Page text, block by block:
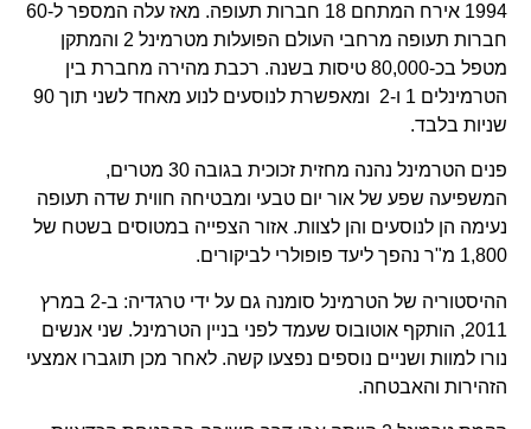
1994 אירח המתחם 18 חברות תעופה. מאז עלה המספר ל-60
חברות תעופה מרחבי העולם הפועלות מטרמינל 2 והמתקן
מטפל בכ-80,000 טיסות בשנה. רכבת מהירה מחברת בין
הטרמינלים 1 ו-2 ומאפשרת לנוסעים לנוע מאחד לשני תוך 90
שניות בלבד.
פנים הטרמינל נהנה מחזית זכוכית בגובה 30 מטרים,
המשפיעה שפע של אור יום טבעי ומבטיחה חווית שדה תעופה
נעימה הן לנוסעים והן לצוות. אזור הצפייה במטוסים בשטח של
1,800 מ"ר נהפך ליעד פופולרי לביקורים.
ההיסטוריה של הטרמינל סומנה גם על ידי טרגדיה: ב-2 במרץ
2011, הותקף אוטובוס שעמד לפני בניין הטרמינל. שני אנשים
נורו למוות ושניים נוספים נפצעו קשה. לאחר מכן תוגברו אמצעי
הזהירות והאבטחה.